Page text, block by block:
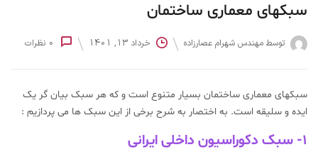
سبکهای معماری ساختمان
توسطمهندس شهرام عصارزاده خرداد 13, 1401 0 نظرات
سبکهای معماری ساختمان بسیار متنوع است و که هر سبک بیان گر یک
ایده و سلیقه است. به اختصار به شرح برخی از این سبک ها می پردازیم :
۱- سبک دکوراسیون داخلی ایرانی